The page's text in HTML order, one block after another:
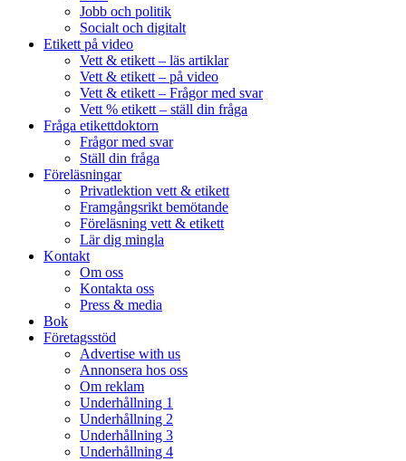
Jobb och politik
Socialt och digitalt
Etikett på video
Vett & etikett – läs artiklar
Vett & etikett – på video
Vett & etikett – Frågor med svar
Vett % etikett – ställ din fråga
Fråga etikettdoktorn
Frågor med svar
Ställ din fråga
Föreläsningar
Privatlektion vett & etikett
Framgångsrikt bemötande
Föreläsning vett & etikett
Lär dig mingla
Kontakt
Om oss
Kontakta oss
Press & media
Bok
Företagsstöd
Advertise with us
Annonsera hos oss
Om reklam
Underhållning 1
Underhållning 2
Underhållning 3
Underhållning 4